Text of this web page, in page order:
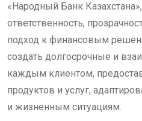
«Народный Банк
ответственность,
подход к финансовым
создать долгосрочные и
каждым клиентом,
продуктов и услуг,
и жизненным ситуациям.